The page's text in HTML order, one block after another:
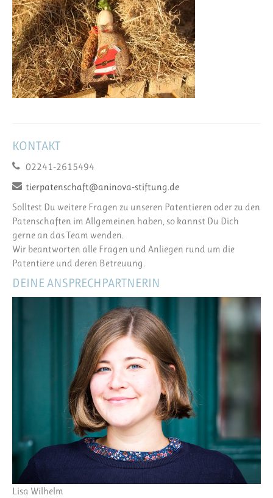
FAQ
KONTAKT
02241-2615494
tierpatenschaft@aninova-stiftung.de
Solltest Du weitere Fragen zu unseren Patentieren oder zu den
Patenschaften im Allgemeinen haben, so kannst Du Dich
gerne an das Team wenden.
Wir beantworten alle Fragen und Anliegen rund um die
Patentiere und deren Betreuung.
DEINE ANSPRECHPARTNERIN
Lisa Wilhelm